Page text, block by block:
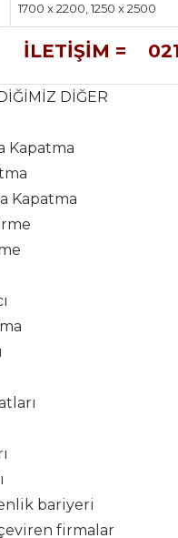
1700 x 2200, 1250 x 2500
İLETİŞİM =
DİĞER
Kapatma
Kapatma
bariyeri
firmalar